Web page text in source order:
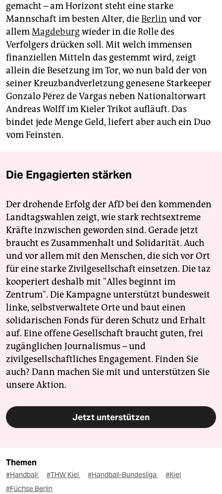
gemacht – am Horizont steht eine starke
Mannschaft im besten Alter, dieBerlin und vor
allemMagdeburgwieder in die Rolle des
Verfolgers drücken soll. Mit welch immensen
finanziellen Mitteln das gestemmt wird, zeigt
allein die Besetzung im Tor, wo nun bald der von
seiner Kreuzbandverletzung genesene Starkeeper
Gonzalo Pérez de Vargas neben Nationaltorwart
Andreas Wolff im Kieler Trikot aufläuft. Das
bindet jede Menge Geld, liefert aber auch ein Duo
vom Feinsten.
Die Engagierten stärken
Der drohende Erfolg der AfD bei den kommenden
Landtagswahlen zeigt, wie stark rechtsextreme
Kräfte inzwischen geworden sind. Gerade jetzt
braucht es Zusammenhalt und Solidarität. Auch
und vor allem mit den Menschen, die sich vor Ort
für eine starke Zivilgesellschaft einsetzen. Die taz
kooperiert deshalb mit "Alles beginnt im
Zentrum". Die Kampagne unterstützt bundesweit
linke, selbstverwaltete Orte und baut einen
solidarischen Fonds für deren Schutz und Erhalt
auf. Eine offene Gesellschaft braucht guten, frei
zugänglichen Journalismus – und
zivilgesellschaftliches Engagement. Finden Sie
auch? Dann machen Sie mit und unterstützen Sie
unsere Aktion.
Jetzt unterstützen
Themen
#Handball #THW Kiel #Handball-Bundesliga
#Kiel
#Füchse Berlin